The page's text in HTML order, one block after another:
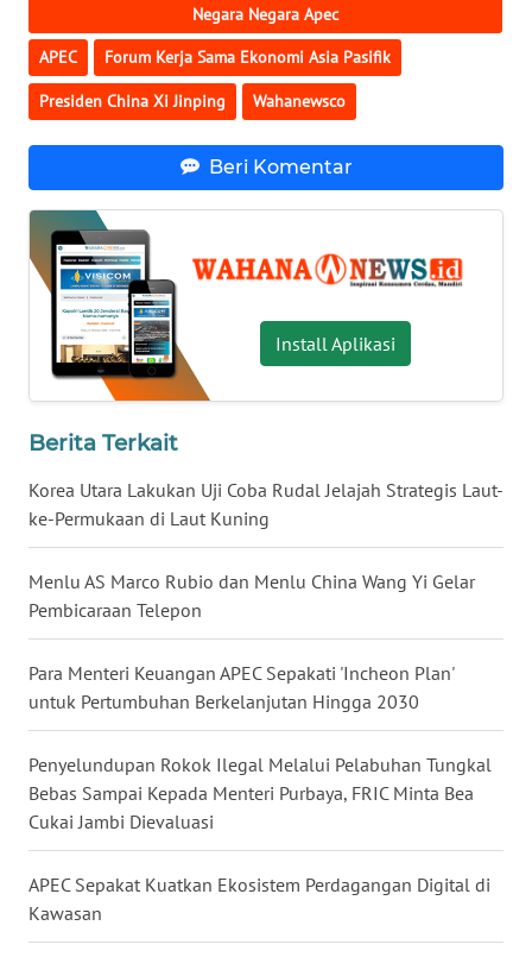
Negara Negara Apec
APEC Forum Kerja Sama Ekonomi Asia Pasifik
Presiden China Xi Jinping Wahanewsco
Beri Komentar
Install Aplikasi
Berita Terkait
Korea Utara Lakukan Uji Coba Rudal Jelajah Strategis Laut-
ke-Permukaan di Laut Kuning
Menlu AS Marco Rubio dan Menlu China Wang Yi Gelar
Pembicaraan Telepon
Para Menteri Keuangan APEC Sepakati 'Incheon Plan'
untuk Pertumbuhan Berkelanjutan Hingga 2030
Penyelundupan Rokok Ilegal Melalui Pelabuhan Tungkal
Bebas Sampai Kepada Menteri Purbaya, FRIC Minta Bea
Cukai Jambi Dievaluasi
APEC Sepakat Kuatkan Ekosistem Perdagangan Digital di
Kawasan
WN
SULUT
WN
MALUT
WN
DAIRI
WN
TOBA
WN
WN
TAPANULI
WN
TANJUNG
LESUNG
WN
KARO